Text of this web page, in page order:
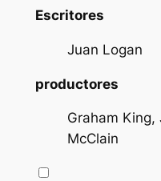
Escritores
Juan Logan
productores
Graham King,
McClain